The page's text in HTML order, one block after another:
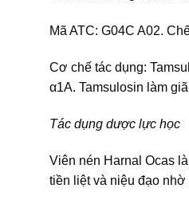
Mã ATC: G04C A02.
Cơ chế tác dụng:
α1A. Tamsulosin làm
Tác dụng dược lực học
Viên nén Harnal Ocas
tiền liệt và niệu đạo